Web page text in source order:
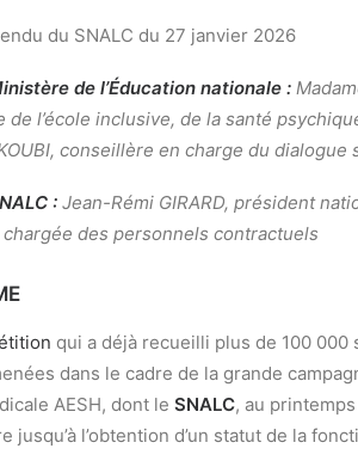
du SNALC du 27 janvier 2026
de l’Éducation nationale :
de l’école inclusive, de la santé
conseillère en charge du
: Jean-Rémi GIRARD, président
des personnels contractuels
qui a déjà recueilli plus de 100
dans le cadre de la grande
AESH, dont le SNALC, au
jusqu’à l’obtention d’un statut de la